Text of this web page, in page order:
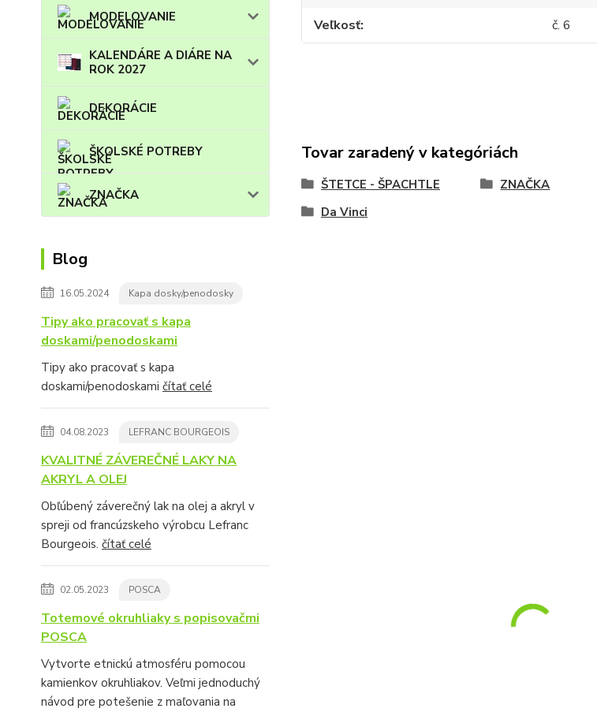
MODELOVANIE
KALENDÁRE A DIÁRE NA
ROK 2027
DEKORÁCIE
ŠKOLSKÉ POTREBY
ZNAČKA
Blog
16.05.2024 Kapa dosky/penodosky
Tipy ako pracovať s kapa
doskami/penodoskami
Tipy ako pracovať s kapa
doskami/penodoskami čítať celé
04.08.2023 LEFRANC BOURGEOIS
KVALITNÉ ZÁVEREČNÉ LAKY NA
AKRYL A OLEJ
Obľúbený záverečný lak na olej a akryl v
spreji od francúzskeho výrobcu Lefranc
Bourgeois. čítať celé
02.05.2023 POSCA
Totemové okruhliaky s popisovačmi
POSCA
Vytvorte etnickú atmosféru pomocou
kamienkov okruhliakov. Veľmi jednoduchý
návod pre potešenie z maľovania na
Veľkosť
č. 6
Tovar zaradený v kategóriách
ŠTETCE - ŠPACHTLE ZNAČKA
Da Vinci